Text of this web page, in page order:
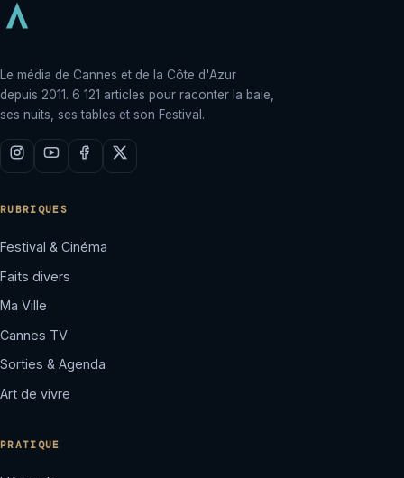
Le média de Cannes et de la Côte d'Azur
depuis 2011. 6 121 articles pour raconter la baie,
ses nuits, ses tables et son Festival.
RUBRIQUES
Festival & Cinéma
Faits divers
Ma Ville
Cannes TV
Sorties & Agenda
Art de vivre
PRATIQUE